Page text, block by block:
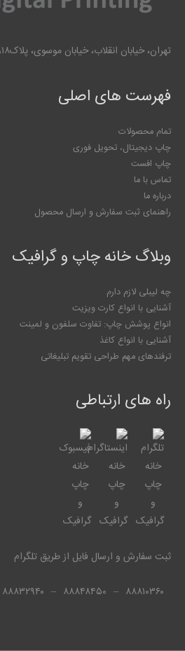
تهران، خیابان انقلاب، خیابان موسوی، پلاک۱۸، واحد۳
فهرست های اصلی
تمام محصولات
چاپ دیجیتال، تحویل فوری
چاپ افست
تماس با ما
درباره ما
راهنمای ثبت سفارش و ارسال محصول
وبلاگ خانه چاپ و گرافیک
چه لیبلی لازم دارم
آشنایی با انواع کارت ویزیت
انواع پوشش چاپ: تفاوت سلفون و لمینت
آشنایی با انواع کاغذ
ترفندهای مهم طراحی تقویم تبلیغاتی
راه های ارتباطی
ثبت سفارش و ارسال فایل از طریق تلگرام
۸۸۸۱۰۳۶۰ – ۸۸۸۴۸۴۵۰ – ۸۸۸۳۲۹۴۰